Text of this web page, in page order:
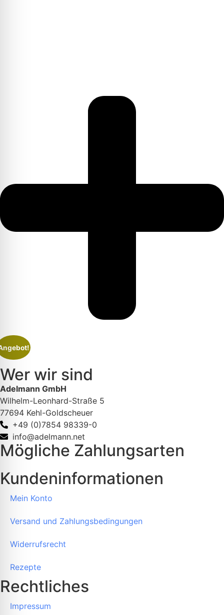
Wer wir sind
Adelmann GmbH
Wilhelm-Leonhard-Straße 5
77694 Kehl-Goldscheuer
+49 (0)7854 98339-0
info@adelmann.net
Mögliche Zahlungsarten
Kundeninformationen
Mein Konto
Versand und Zahlungsbedingungen
Widerrufsrecht
Rezepte
Rechtliches
Impressum